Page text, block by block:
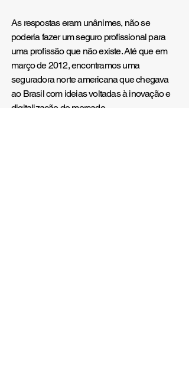
As respostas eram unânimes, não se
poderia fazer um seguro profissional para
uma profissão que não existe. Até que em
março de 2012, encontramos uma
seguradora norte americana que chegava
ao Brasil com ideias voltadas à inovação e
digitalização do mercado.